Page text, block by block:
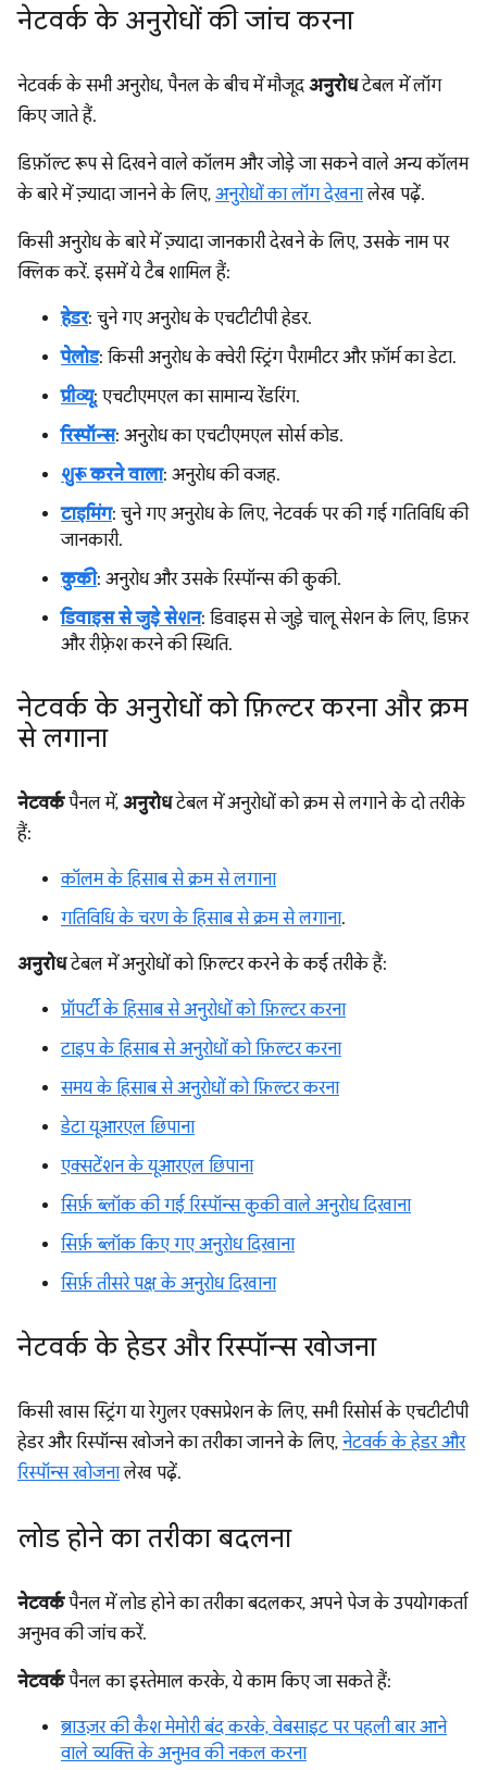
नेटवर्क के अनुरोधों की जांच करना
नेटवर्क के सभी अनुरोध, पैनल के बीच में मौजूद अनुरोधटेबल में लॉग
किए जाते हैं.
डिफ़ॉल्ट रूप से दिखने वाले कॉलम और जोड़े जा सकने वाले अन्य कॉलम
के बारे में ज़्यादा जानने के लिए, अनुरोधों का लॉग देखनालेख पढ़ें.
किसी अनुरोध के बारे में ज़्यादा जानकारी देखने के लिए, उसके नाम पर
क्लिक करें. इसमें ये टैब शामिल हैं:
हेडर: चुने गए अनुरोध के एचटीटीपी हेडर.
पेलोड: किसी अनुरोध के क्वेरी स्ट्रिंग पैरामीटर और फ़ॉर्म का डेटा.
प्रीव्यू: एचटीएमएल का सामान्य रेंडरिंग.
रिस्पॉन्स: अनुरोध का एचटीएमएल सोर्स कोड.
शुरू करने वाला: अनुरोध की वजह.
टाइमिंग: चुने गए अनुरोध के लिए, नेटवर्क पर की गई गतिविधि की
जानकारी.
कुकी: अनुरोध और उसके रिस्पॉन्स की कुकी.
डिवाइस से जुड़े सेशन: डिवाइस से जुड़े चालू सेशन के लिए, डिफ़र
और रीफ़्रेश करने की स्थिति.
नेटवर्क के अनुरोधों को फ़िल्टर करना और क्रम
से लगाना
नेटवर्कपैनल में, अनुरोधटेबल में अनुरोधों को क्रम से लगाने के दो तरीके
हैं:
कॉलम के हिसाब से क्रम से लगाना
गतिविधि के चरण के हिसाब से क्रम से लगाना.
अनुरोधटेबल में अनुरोधों को फ़िल्टर करने के कई तरीके हैं:
प्रॉपर्टी के हिसाब से अनुरोधों को फ़िल्टर करना
टाइप के हिसाब से अनुरोधों को फ़िल्टर करना
समय के हिसाब से अनुरोधों को फ़िल्टर करना
डेटा यूआरएल छिपाना
एक्सटेंशन के यूआरएल छिपाना
सिर्फ़ ब्लॉक की गई रिस्पॉन्स कुकी वाले अनुरोध दिखाना
सिर्फ़ ब्लॉक किए गए अनुरोध दिखाना
सिर्फ़ तीसरे पक्ष के अनुरोध दिखाना
नेटवर्क के हेडर और रिस्पॉन्स खोजना
किसी खास स्ट्रिंग या रेगुलर एक्सप्रेशन के लिए, सभी रिसोर्स के एचटीटीपी
हेडर और रिस्पॉन्स खोजने का तरीका जानने के लिए, नेटवर्क के हेडर और
रिस्पॉन्स खोजनालेख पढ़ें.
लोड होने का तरीका बदलना
नेटवर्कपैनल में लोड होने का तरीका बदलकर, अपने पेज के उपयोगकर्ता
अनुभव की जांच करें.
नेटवर्कपैनल का इस्तेमाल करके, ये काम किए जा सकते हैं:
ब्राउज़र की कैश मेमोरी बंद करके, वेबसाइट पर पहली बार आने
वाले व्यक्ति के अनुभव की नकल करना